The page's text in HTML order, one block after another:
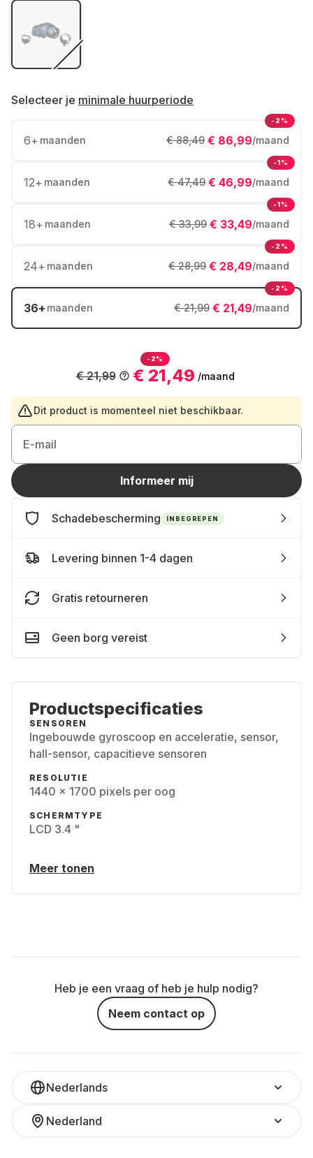
Selecteer je minimale huurperiode
6+ maanden € 86,99/maand
€ 88,49
-2%
12+ maanden € 46,99/maand
€ 47,49
-1%
18+ maanden € 33,49/maand
€ 33,99
-1%
24+ maanden € 28,49/maand
€ 28,99
-2%
36+ maanden € 21,49/maand
€ 21,99
-2%
-2%
€ 21,49 /maand
€ 21,99
Dit product is momenteel niet beschikbaar.
E-mail
Informeer mij
Schadebescherming INBEGREPEN
Levering binnen 1-4 dagen
Gratis retourneren
Geen borg vereist
Productspecificaties
SENSOREN
Ingebouwde gyroscoop en acceleratie, sensor,
hall-sensor, capacitieve sensoren
RESOLUTIE
1440 x 1700 pixels per oog
SCHERMTYPE
LCD 3.4 "
Meer tonen
Heb je een vraag of heb je hulp nodig?
Neem contact op
Nederlands
Nederland